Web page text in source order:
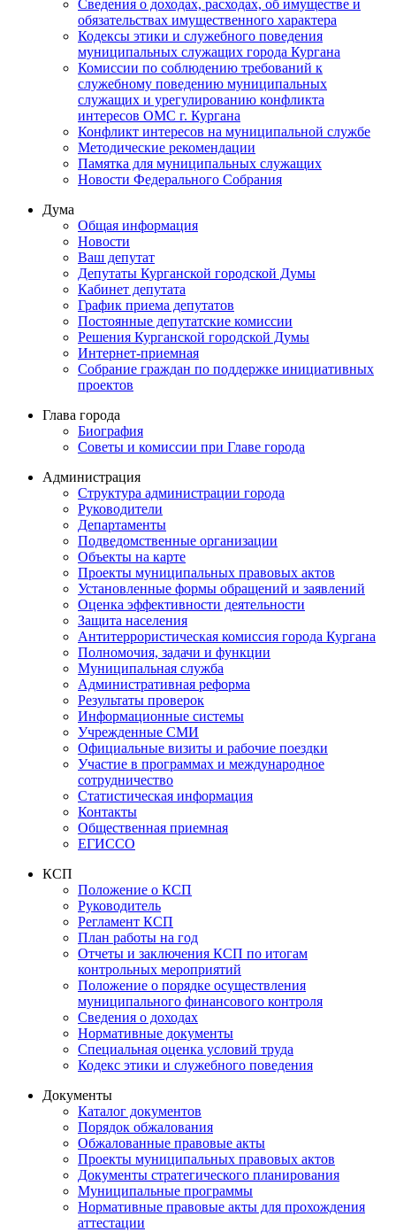
Сведения о доходах, расходах, об имуществе и
обязательствах имущественного характера
Кодексы этики и служебного поведения
муниципальных служащих города Кургана
Комиссии по соблюдению требований к
служебному поведению муниципальных
служащих и урегулированию конфликта
интересов ОМС г. Кургана
Конфликт интересов на муниципальной службе
Методические рекомендации
Памятка для муниципальных служащих
Новости Федерального Cобрания
Дума
Общая информация
Новости
Ваш депутат
Депутаты Курганской городской Думы
Кабинет депутата
График приема депутатов
Постоянные депутатские комиссии
Решения Курганской городской Думы
Интернет-приемная
Собрание граждан по поддержке инициативных
проектов
Глава города
Биография
Советы и комиссии при Главе города
Администрация
Структура администрации города
Руководители
Департаменты
Подведомственные организации
Объекты на карте
Проекты муниципальных правовых актов
Установленные формы обращений и заявлений
Оценка эффективности деятельности
Защита населения
Антитеррористическая комиссия города Кургана
Полномочия, задачи и функции
Муниципальная служба
Административная реформа
Результаты проверок
Информационные системы
Учрежденные СМИ
Официальные визиты и рабочие поездки
Участие в программах и международное
сотрудничество
Статистическая информация
Контакты
Общественная приемная
ЕГИССО
КСП
Положение о КСП
Руководитель
Регламент КСП
План работы на год
Отчеты и заключения КСП по итогам
контрольных мероприятий
Положение о порядке осуществления
муниципального финансового контроля
Сведения о доходах
Нормативные документы
Специальная оценка условий труда
Кодекс этики и служебного поведения
Документы
Каталог документов
Порядок обжалования
Обжалованные правовые акты
Проекты муниципальных правовых актов
Документы стратегического планирования
Муниципальные программы
Нормативные правовые акты для прохождения
аттестации